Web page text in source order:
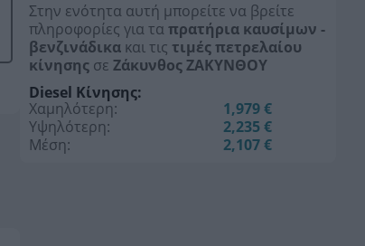
Στην ενότητα αυτή μπορείτε να βρείτε
πληροφορίες για τα πρατήρια καυσίμων -
βενζινάδικα και τις τιμές πετρελαίου
κίνησης σε Ζάκυνθος ΖΑΚΥΝΘΟΥ
Diesel Κίνησης:
Χαμηλότερη:
1,979 €
Υψηλότερη:
2,235 €
Μέση:
2,107 €